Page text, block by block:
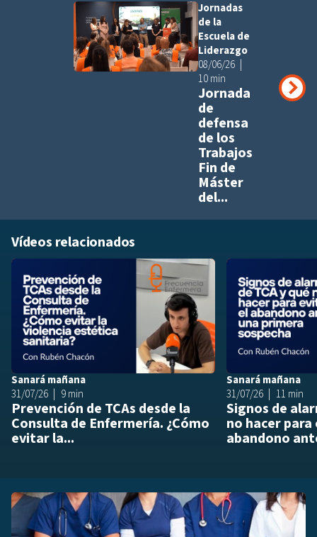
Añadir a
Jornadas
de la
Escuela de
Liderazgo
08/06/26
10 min
Jornada
de
defensa
de los
Trabajos
Fin de
Máster
del...
Vídeos relacionados
Añadir a
Sanará mañana
31/07/26
9 min
Prevención de TCAs desde la
Consulta de Enfermería. ¿Cómo
evitar la...
Sanará mañana
31/07/26
11 min
Signos de
no hacer
abandono